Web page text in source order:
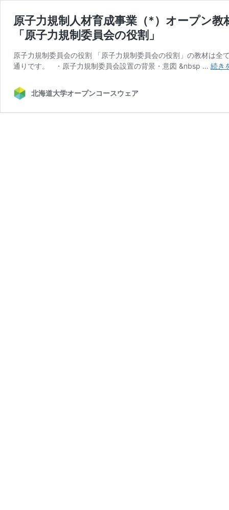
原子力規制人材育成事業（*）オープン
「原子力規制委員会の役割」
原子力規制委員会の役割 「原子力規制委員会の役割」の教材は
通りです。 ・原子力規制委員会設置の背景・意図 &nbsp … 続き
北海道大学オープンコースウェア